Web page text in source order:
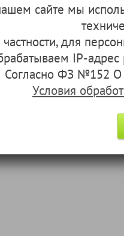
сайте мы
частности, для
IP-
Согласно ФЗ №152 О
Условия